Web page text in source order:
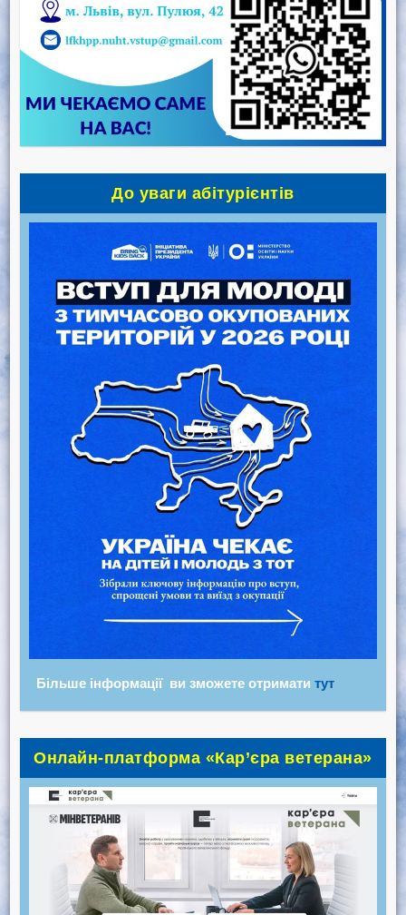
До уваги абітурієнтів
Більше інформації ви зможете отримати тут
Онлайн-платформа «Кар’єра ветерана»